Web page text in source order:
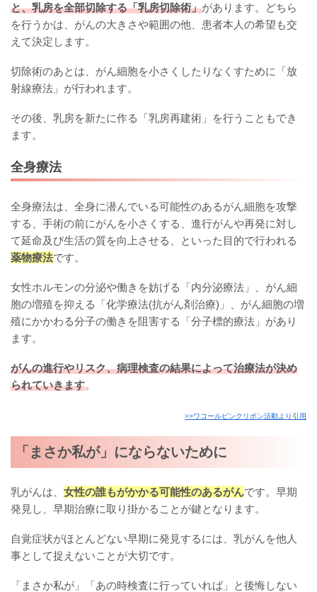
と、乳房を全部切除する「乳房切除術」があります。どちら
を行うかは、がんの大きさや範囲の他、患者本人の希望も交
えて決定します。
切除術のあとは、がん細胞を小さくしたりなくすために「放
射線療法」が行われます。
その後、乳房を新たに作る「乳房再建術」を行うこともでき
ます。
全身療法
全身療法は、全身に潜んでいる可能性のあるがん細胞を攻撃
する、手術の前にがんを小さくする、進行がんや再発に対し
て延命及び生活の質を向上させる、といった目的で行われる
薬物療法です。
女性ホルモンの分泌や働きを妨げる「内分泌療法」、がん細
胞の増殖を抑える「化学療法(抗がん剤治療)」、がん細胞の増
殖にかかわる分子の働きを阻害する「分子標的療法」があり
ます。
がんの進行やリスク、病理検査の結果によって治療法が決め
られていきます。
>>ワコールピンクリボン活動より引用
「まさか私が」にならないために
乳がんは、 女性の誰もがかかる可能性のあるがんです。早期
発見し、早期治療に取り掛かることが鍵となります。
自覚症状がほとんどない早期に発見するには、乳がんを他人
事として捉えないことが大切です。
「まさか私が」「あの時検査に行っていれば」と後悔しない